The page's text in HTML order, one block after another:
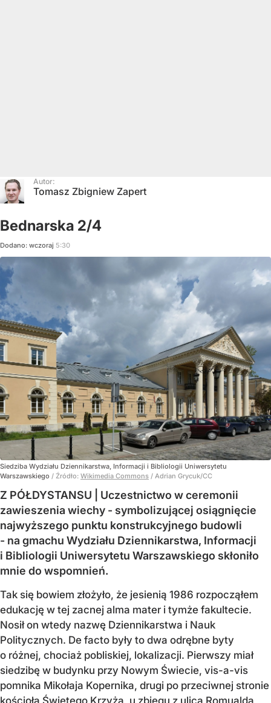
Autor:
Tomasz Zbigniew Zapert
Bednarska 2/4
Dodano: wczoraj 5:30
Siedziba Wydziału Dziennikarstwa, Informacji i Bibliologii Uniwersytetu
Warszawskiego / Źródło: Wikimedia Commons / Adrian Grycuk/CC
Z PÓŁDYSTANSU | Uczestnictwo w ceremonii
zawieszenia wiechy - symbolizującej osiągnięcie
najwyższego punktu konstrukcyjnego budowli
- na gmachu Wydziału Dziennikarstwa, Informacji
i Bibliologii Uniwersytetu Warszawskiego skłoniło
mnie do wspomnień.
Tak się bowiem złożyło, że jesienią 1986 rozpocząłem
edukację w tej zacnej alma mater i tymże fakultecie.
Nosił on wtedy nazwę Dziennikarstwa i Nauk
Politycznych. De facto były to dwa odrębne byty
o różnej, chociaż pobliskiej, lokalizacji. Pierwszy miał
siedzibę w budynku przy Nowym Świecie, vis-a-vis
pomnika Mikołaja Kopernika, drugi po przeciwnej stronie
kościoła Świętego Krzyża, u zbiegu z ulicą Romualda